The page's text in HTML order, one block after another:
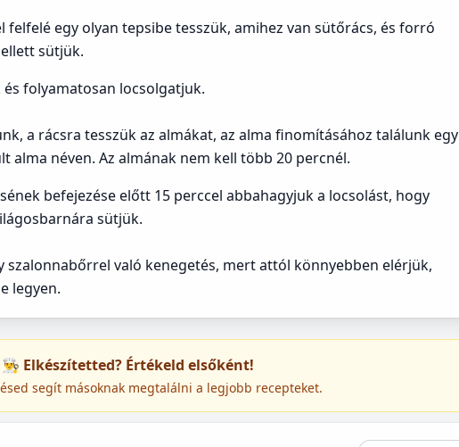
felfelé egy olyan tepsibe tesszük, amihez van sütőrács, és forró
sütjük.
folyamatosan locsolgatjuk.
a rácsra tesszük az almákat, az alma finomításához találunk egy
alma néven. Az almának nem kell több 20 percnél.
befejezése előtt 15 perccel abbahagyjuk a locsolást, hogy
sütjük.
szalonnabőrrel való kenegetés, mert attól könnyebben elérjük,
legyen.
👨‍🍳 Elkészítetted? Értékeld elsőként!
segít másoknak megtalálni a legjobb recepteket.